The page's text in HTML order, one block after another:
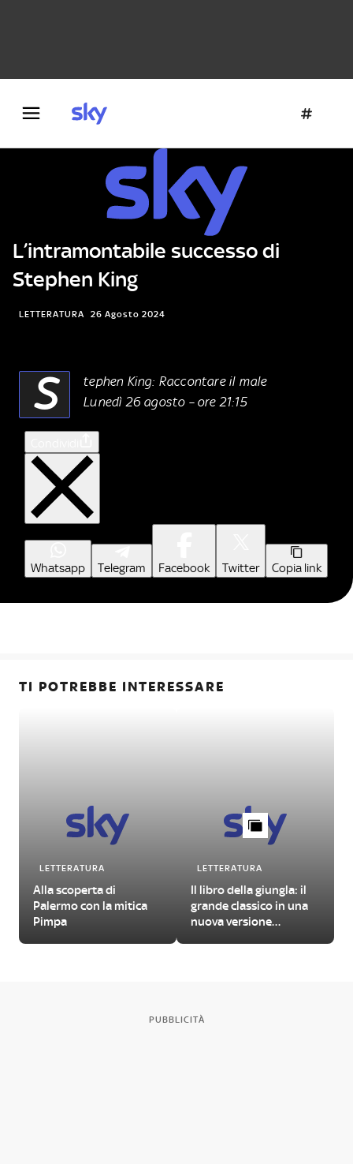
L’intramontabile successo di
Stephen King
LETTERATURA 26 Agosto 2024
S
tephen King: Raccontare il male
Lunedì 26 agosto – ore 21:15
Whatsapp Telegram Facebook Twitter Copia link
TI POTREBBE INTERESSARE
LETTERATURA
Alla scoperta di
Palermo con la mitica
Pimpa
LETTERATURA
Il libro della giungla: il
grande classico in una
nuova versione
PUBBLICITÀ